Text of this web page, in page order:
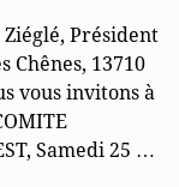
Ziéglé, Président
Chênes, 13710
vous invitons à
Samedi 25 …